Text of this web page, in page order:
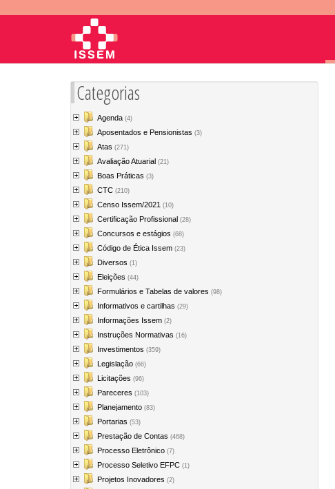
Categorias
Agenda (4)
Aposentados e Pensionistas (3)
Atas (271)
Avaliação Atuarial (21)
Boas Práticas (3)
CTC (210)
Censo Issem/2021 (10)
Certificação Profissional (28)
Concursos e estágios (68)
Código de Ética Issem (23)
Diversos (1)
Eleições (44)
Formulários e Tabelas de valores (98)
Informativos e cartilhas (29)
Informações Issem (2)
Instruções Normativas (16)
Investimentos (359)
Legislação (66)
Licitações (96)
Pareceres (103)
Planejamento (83)
Portarias (53)
Prestação de Contas (468)
Processo Eletrônico (7)
Processo Seletivo EFPC (1)
Projetos Inovadores (2)